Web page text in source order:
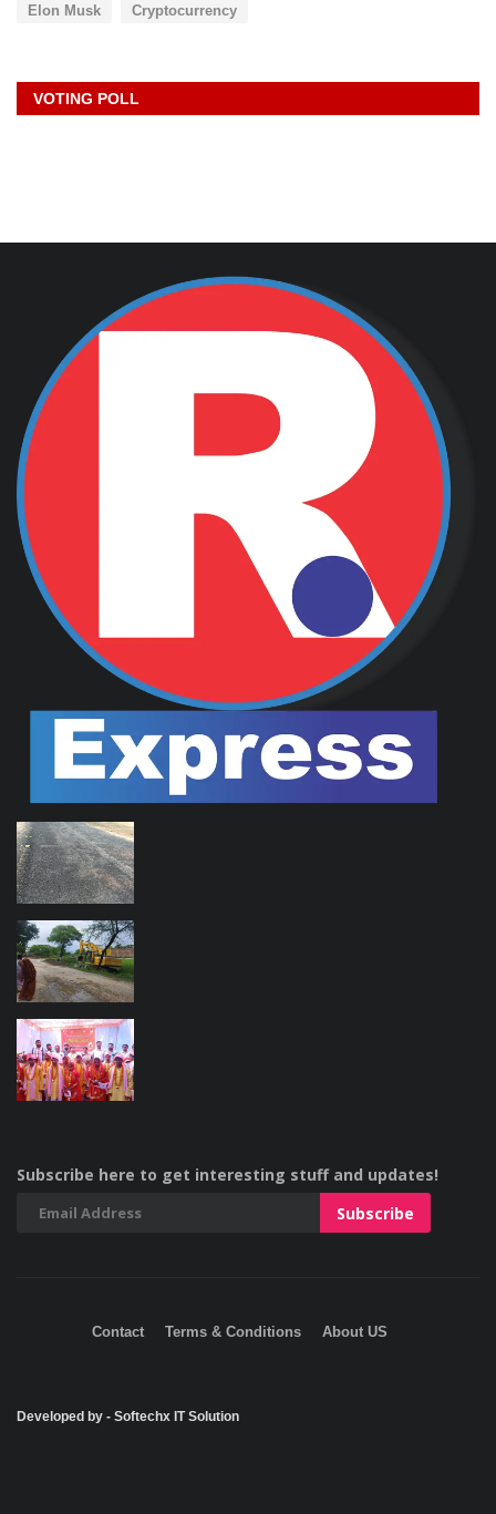
Elon Musk Cryptocurrency
VOTING POLL
Subscribe here to get interesting stuff and updates!
Contact Terms & Conditions About US
Developed by - Softechx IT Solution